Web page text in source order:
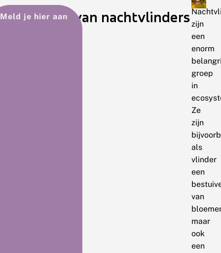
Meld je hier aan
Het belang van nachtvlinderszijn
een
enorm
groep
in
Ze
zijn
als
vlinder
een
van
maar
ook
een